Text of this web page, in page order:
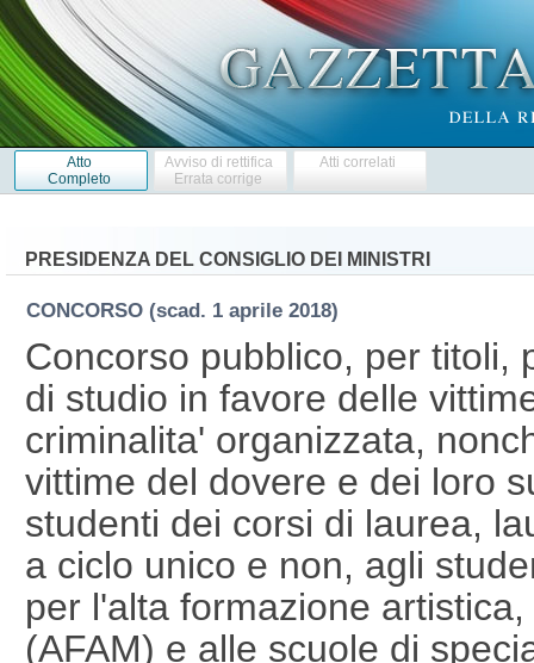
Atto
Completo
Avviso di rettifica
Errata corrige
Atti correlati
PRESIDENZA DEL CONSIGLIO DEI MINISTRI
CONCORSO (scad. 1 aprile 2018)
Concorso pubblico, per titoli,
di studio in favore delle
criminalita' organizzata,
vittime del dovere e dei loro
studenti dei corsi di laurea,
a ciclo unico e non, agli
per l'alta formazione
(AFAM) e alle scuole di